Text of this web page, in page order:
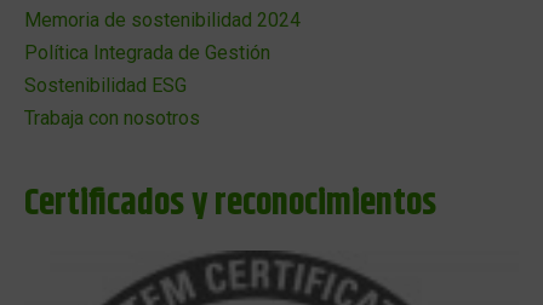
Memoria de sostenibilidad 2024
Política Integrada de Gestión
Sostenibilidad ESG
Trabaja con nosotros
Certificados y reconocimientos